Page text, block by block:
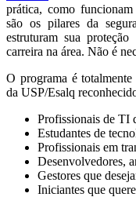
prática, como
são os pilares da
estruturam sua
carreira na área. Não é
O programa é
da USP/Esalq
Profissionais de TI
Estudantes de
Profissionais em
Desenvolvedores,
Gestores que
Iniciantes que